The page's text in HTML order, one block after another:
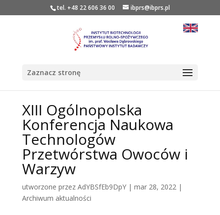
tel. +48 22 606 36 00 ibprs@ibprs.pl
Zaznacz stronę
XIII Ogólnopolska
Konferencja Naukowa
Technologów
Przetwórstwa Owoców i
Warzyw
utworzone przez AdYBSfEb9DpY| mar 28, 2022|
Archiwum aktualności